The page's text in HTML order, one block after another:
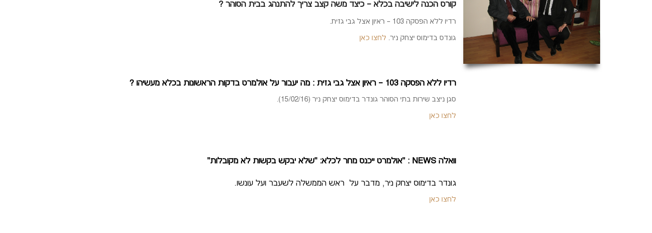
קורס הכנה לישיבה בכלא – כיצד משה קצב צריך להתנהג בבית הסוהר ?
רדיו ללא הפסקה 103 – ראיון אצל גבי גזית.
גונדס בדימוס יצחק ניר. לחצו כאן
רדיו ללא הפסקה 103 – ראיון אצל גבי גזית : מה יעבור על אולמרט בדקות הראשונות בכלא מעשיהו ?
סגן ניצב שירות בתי הסוהר גונדר בדימוס יצחק ניר (15/02/16).
לחצו כאן
וואלה NEWS : "אולמרט ייכנס מחר לכלא: "שלא יבקש בקשות לא מקובלות"
גונדר בדימוס יצחק ניר, מדבר על ראש הממשלה לשעבר ועל עונשו.
לחצו כאן